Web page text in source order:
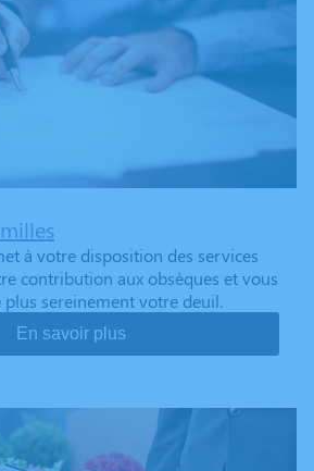
à votre disposition des services
contribution aux obsèques et vous
sereinement votre deuil.
En savoir plus